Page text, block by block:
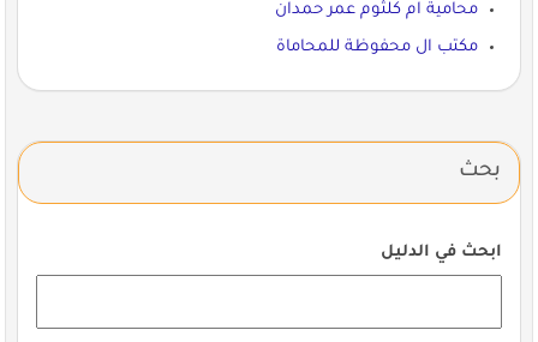
محامية ام كلثوم عمر حمدان
مكتب ال محفوظة للمحاماة
بحث
ابحث في الدليل